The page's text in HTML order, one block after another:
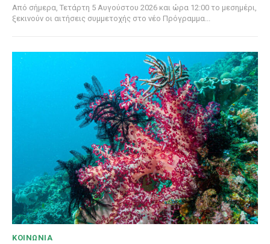
Από σήμερα, Τετάρτη 5 Αυγούστου 2026 και ώρα 12:00 το μεσημέρι,
ξεκινούν οι αιτήσεις συμμετοχής στο νέο Πρόγραμμα...
ΚΟΙΝΩΝΊΑ